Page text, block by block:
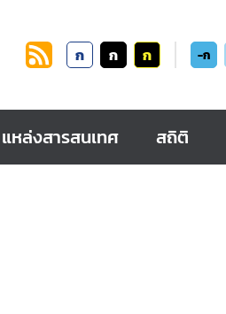
ก ก ก -ก
แหล่งสารสนเทศ สถิติ